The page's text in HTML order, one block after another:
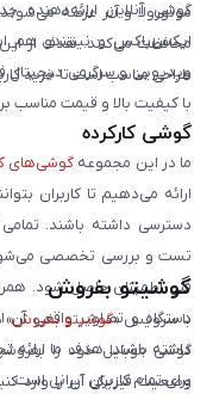
موتورولا و آنر عرضه
محافظت می‌کنند. هدف از این
طراحی مناسب است تا خرید
گوشی آنلاین ارائه‌دهنده
ایکس‌باکس و نینتندو هم
ویدیویی و سرگرمی دیجیتال
با کیفیت بالا و قیمت مناسب
گوشی کارکرده
ما در این مجموعه گوشی‌های
ارائه می‌دهیم تا کاربران
دسترسی داشته باشند.
تست و بررسی تخصصی
فنی اطمینان حاصل شود.
دستگاه و تصاویر واقعی آن
داشته باشند. هدف ما ارائه
برای تمام کاربران ایرانی است.
گوشیتو بفروش
با سرویس «گوشیتو بفروش»
گوشی موبایل خود را
وضعیت فیزیکی آن را وارد